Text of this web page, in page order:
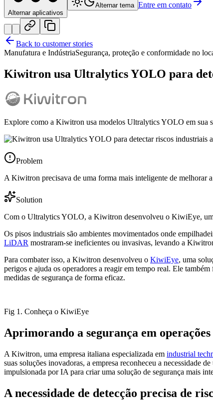
Alternar aplicativos
Alternar tema Entre em contato
Back to customer stories
Manufatura e IndústriaSegurança, proteção e conformidade no
Kiwitron usa Ultralytics YOLO para
Explore como a Kiwitron usa modelos Ultralytics YOLO em sua
Problem
A Kiwitron precisava de uma forma mais inteligente de melhorar
Solution
Com o Ultralytics YOLO, a Kiwitron desenvolveu o KiwiEye, um
Os pisos industriais são ambientes movimentados onde
LiDAR mostraram-se ineficientes ou invasivas, levando a
Para combater isso, a Kiwitron desenvolveu o KiwiEye, uma
perigos e ajuda os operadores a reagir em tempo real. Ele
medidas de segurança de forma eficaz.
Fig 1. Conheça o KiwiEye
Aprimorando a segurança em
A Kiwitron, uma empresa italiana especializada em industrial
suas soluções inovadoras, a empresa reconheceu a necessidade
impulsionada por IA para criar uma solução de segurança mais
A necessidade de detecção precisa de